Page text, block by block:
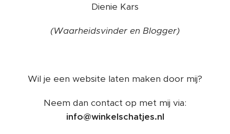
Dienie Kars
(Waarheidsvinder en Blogger)
Wil je een website laten maken door mij?
Neem dan contact op met mij via:
info@winkelschatjes.nl